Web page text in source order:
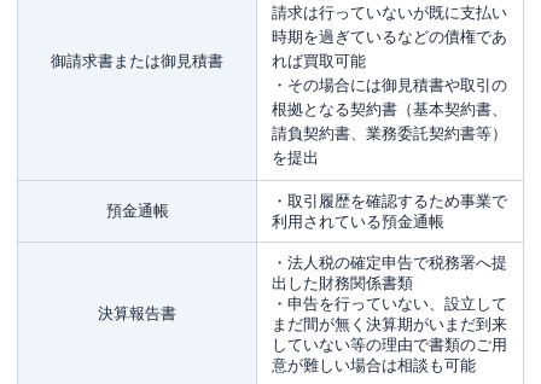
御請求書または御見積書
請求は行っていないが既に支払い
時期を過ぎているなどの債権であ
れば買取可能
・その場合には御見積書や取引の
根拠となる契約書（基本契約書、
請負契約書、業務委託契約書等）
を提出
預金通帳
・取引履歴を確認するため事業で
利用されている預金通帳
決算報告書
・法人税の確定申告で税務署へ提
出した財務関係書類
・申告を行っていない、設立して
まだ間が無く決算期がいまだ到来
していない等の理由で書類のご用
意が難しい場合は相談も可能